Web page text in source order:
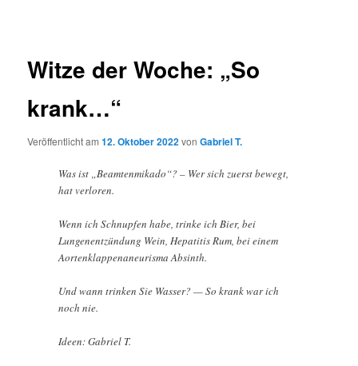
Witze der Woche: „So
krank…“
Veröffentlicht am12. Oktober 2022vonGabriel T.
Was ist „Beamtenmikado“? – Wer sich zuerst bewegt,
hat verloren.
Wenn ich Schnupfen habe, trinke ich Bier, bei
Lungenentzündung Wein, Hepatitis Rum, bei einem
Aortenklappenaneurisma Absinth.
Und wann trinken Sie Wasser? — So krank war ich
noch nie.
Ideen: Gabriel T.